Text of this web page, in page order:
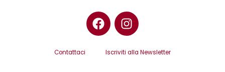
Contattaci Iscriviti alla Newsletter